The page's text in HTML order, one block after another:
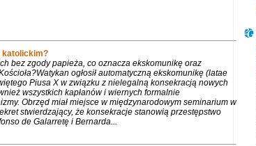
katolickim?
bez zgody papieża, co oznacza ekskomunikę oraz
ogłosił automatyczną ekskomunikę (latae
Piusa X w związku z nielegalną konsekracją nowych
wszystkich kapłanów i wiernych formalnie
Obrzęd miał miejsce w międzynarodowym seminarium w
stwierdzający, że konsekracje stanowią przestępstwo
de Galarretę i Bernarda...